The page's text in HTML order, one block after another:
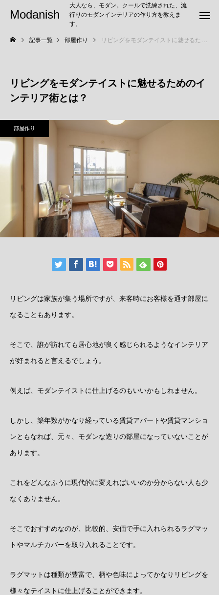
Modanish
大人なら、モダン。クールで洗練された、流
行りのモダンインテリアの作り方を教えま
す。
記事一覧 部屋作り リビングをモダンテイストに魅せるためのインテリア術とは？
リビングをモダンテイストに魅せるためのイ
ンテリア術とは？
部屋作り
リビングは家族が集う場所ですが、来客時にお客様を通す部屋に
なることもあります。
そこで、誰が訪れても居心地が良く感じられるようなインテリア
が好まれると言えるでしょう。
例えば、モダンテイストに仕上げるのもいいかもしれません。
しかし、築年数がかなり経っている賃貸アパートや賃貸マンショ
ンともなれば、元々、モダンな造りの部屋になっていないことが
あります。
これをどんなふうに現代的に変えればいいのか分からない人も少
なくありません。
そこでおすすめなのが、比較的、安価で手に入れられるラグマッ
トやマルチカバーを取り入れることです。
ラグマットは種類が豊富で、柄や色味によってかなりリビングを
様々なテイストに仕上げることができます。